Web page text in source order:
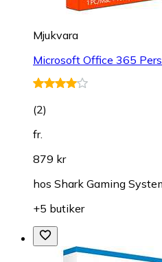
Mjukvara
Microsoft Office 365
(2)
fr.
879 kr
hos Shark Gaming
+5 butiker